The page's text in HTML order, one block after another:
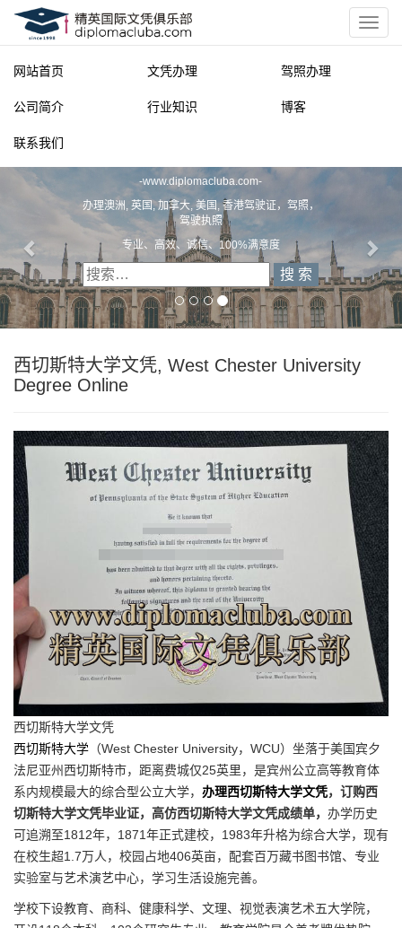
网站首页 文凭办理 驾照办理
公司简介 行业知识 博客
联系我们
-www.diplomacluba.com-
办理澳洲, 英国, 加拿大, 美国, 香港驾驶证，驾照，
驾驶执照
专业、高效、诚信、100%满意度
西切斯特大学文凭, West Chester University
Degree Online
西切斯特大学文凭
西切斯特大学 （West Chester University，WCU）坐落于美国宾夕
法尼亚州西切斯特市，距离费城仅25英里，是宾州公立高等教育体
系内规模最大的综合型公立大学， 办理西切斯特大学文凭，订购西
切斯特大学文凭毕业证，高仿西切斯特大学文凭成绩单， 办学历史
可追溯至1812年，1871年正式建校，1983年升格为综合大学，现有
在校生超1.7万人，校园占地406英亩，配套百万藏书图书馆、专业
实验室与艺术演艺中心，学习生活设施完善。
学校下设教育、商科、健康科学、文理、视觉表演艺术五大学院，